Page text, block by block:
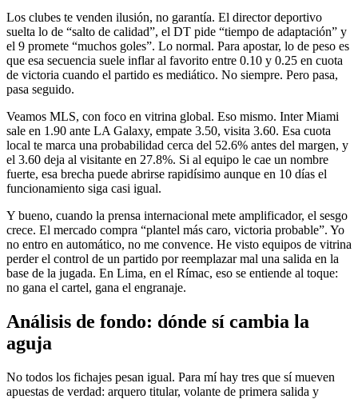
Los clubes te venden ilusión, no garantía. El director deportivo
suelta lo de “salto de calidad”, el DT pide “tiempo de adaptación” y
el 9 promete “muchos goles”. Lo normal. Para apostar, lo de peso es
que esa secuencia suele inflar al favorito entre 0.10 y 0.25 en cuota
de victoria cuando el partido es mediático. No siempre. Pero pasa,
pasa seguido.
Veamos MLS, con foco en vitrina global. Eso mismo. Inter Miami
sale en 1.90 ante LA Galaxy, empate 3.50, visita 3.60. Esa cuota
local te marca una probabilidad cerca del 52.6% antes del margen, y
el 3.60 deja al visitante en 27.8%. Si al equipo le cae un nombre
fuerte, esa brecha puede abrirse rapidísimo aunque en 10 días el
funcionamiento siga casi igual.
Y bueno, cuando la prensa internacional mete amplificador, el sesgo
crece. El mercado compra “plantel más caro, victoria probable”. Yo
no entro en automático, no me convence. He visto equipos de vitrina
perder el control de un partido por reemplazar mal una salida en la
base de la jugada. En Lima, en el Rímac, eso se entiende al toque:
no gana el cartel, gana el engranaje.
Análisis de fondo: dónde sí cambia la
aguja
No todos los fichajes pesan igual. Para mí hay tres que sí mueven
apuestas de verdad: arquero titular, volante de primera salida y